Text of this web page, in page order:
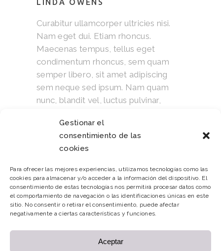
Gestionar el
consentimiento de las
cookies
Para ofrecer las mejores experiencias, utilizamos tecnologías como las
cookies para almacenar y/o acceder a la información del dispositivo. El
consentimiento de estas tecnologías nos permitirá procesar datos como
el comportamiento de navegación o las identificaciones únicas en este
sitio. No consentir o retirar el consentimiento, puede afectar
negativamente a ciertas características y funciones.
Aceptar
Curabitur ullamcorper ultricies nisi.
Nam eget dui. Etiam rhoncus.
Maecenas tempus, tellus eget
condimentum rhoncus, sem quam
semper libero, sit amet adipiscing
sem neque sed ipsum. Nam quam
nunc, blandit vel, luctus pulvinar,